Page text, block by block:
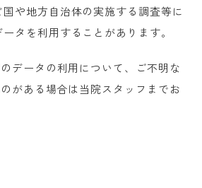
や地方自治体の実施する調査等に
タを利用することがあります。
データの利用について、ご不明な
がある場合は当院スタッフまでお